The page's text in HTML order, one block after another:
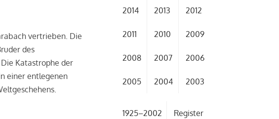
vertrieben. Die
des
Katastrophe der
einer entlegenen
2014 2013 2012
2011 2010 2009
2008 2007 2006
2005 2004 2003
1925–2002 Register